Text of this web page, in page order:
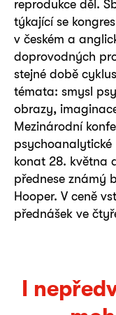
reprodukce děl.
týkající se
v českém a
doprovodných
stejné době
témata: smysl
obrazy,
Mezinárodní
konat 28. května
přednese známý
Hooper. V ceně
přednášek ve
I